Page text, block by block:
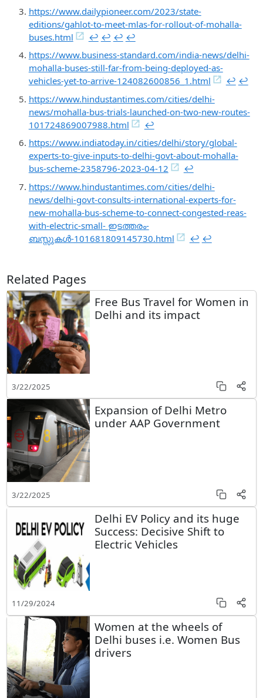
https://www.dailypioneer.com/2023/state-
editions/gahlot-to-meet-mlas-for-rollout-of-mohalla-
buses.html
↩︎ ↩︎ ↩︎ ↩︎
https://www.business-standard.com/india-news/delhi-
mohalla-buses-still-far-from-being-deployed-as-
vehicles-yet-to-arrive-124082600856_1.html
↩︎ ↩︎
https://www.hindustantimes.com/cities/delhi-
news/mohalla-bus-trials-launched-on-two-new-routes-
101724869007988.html
↩︎
https://www.indiatoday.in/cities/delhi/story/global-
experts-to-give-inputs-to-delhi-govt-about-mohalla-
bus-scheme-2358796-2023-04-12
↩︎
https://www.hindustantimes.com/cities/delhi-
news/delhi-govt-consults-international-experts-for-
new-mohalla-bus-scheme-to-connect-congested-reas-
with-electric-small- ഇടത്തരം-
ബസ്സുകൾ-101681809145730.html
↩︎ ↩︎
Related Pages
Free Bus Travel for Women in
Delhi and its impact
3/22/2025
Expansion of Delhi Metro
under AAP Government
3/22/2025
Delhi EV Policy and its huge
Success: Decisive Shift to
Electric Vehicles
11/29/2024
Women at the wheels of
Delhi buses i.e. Women Bus
drivers